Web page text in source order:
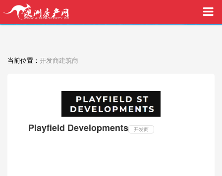
买家中介VIP服务，助您安心购房
当前位置： 开发商建筑商
Playfield Developments 开发商